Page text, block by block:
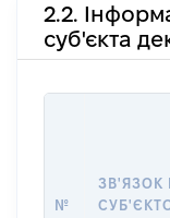
2.2.
суб'єкта
№
ЗВ'ЯЗОК